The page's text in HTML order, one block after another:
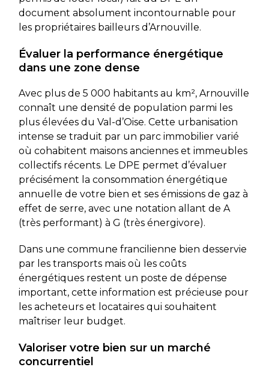
document absolument incontournable pour
les propriétaires bailleurs d’Arnouville.
Évaluer la performance énergétique
dans une zone dense
Avec plus de 5 000 habitants au km², Arnouville
connaît une densité de population parmi les
plus élevées du Val-d’Oise. Cette urbanisation
intense se traduit par un parc immobilier varié
où cohabitent maisons anciennes et immeubles
collectifs récents. Le DPE permet d’évaluer
précisément la consommation énergétique
annuelle de votre bien et ses émissions de gaz à
effet de serre, avec une notation allant de A
(très performant) à G (très énergivore).
Dans une commune francilienne bien desservie
par les transports mais où les coûts
énergétiques restent un poste de dépense
important, cette information est précieuse pour
les acheteurs et locataires qui souhaitent
maîtriser leur budget.
Valoriser votre bien sur un marché
concurrentiel